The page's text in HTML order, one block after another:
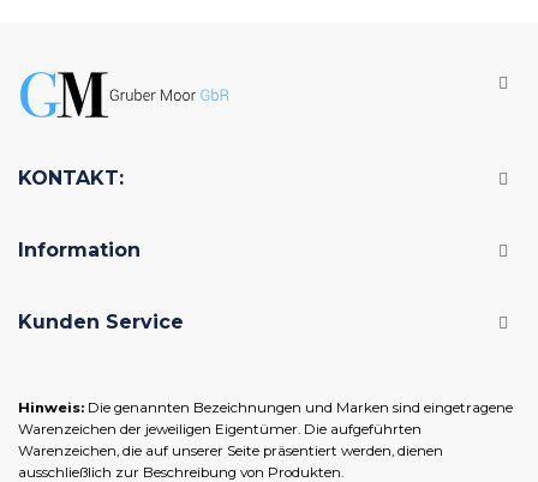
KONTAKT:
Information
Kunden Service
Hinweis: Die genannten Bezeichnungen und Marken sind eingetragene
Warenzeichen der jeweiligen Eigentümer. Die aufgeführten
Warenzeichen, die auf unserer Seite präsentiert werden, dienen
ausschließlich zur Beschreibung von Produkten.